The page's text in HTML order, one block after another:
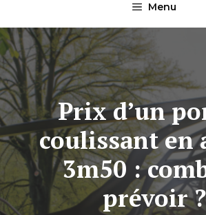
Menu
Prix d’un
coulissant en
3m50 :
prévoir ?